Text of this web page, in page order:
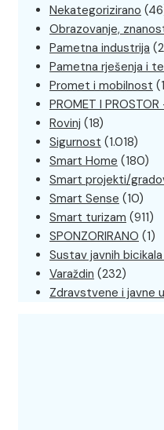
Nekategorizirano
Obrazovanje,
Pametna industrija
Pametna rješenja i
Promet i mobilnost
PROMET I
Rovinj (18)
Sigurnost (1.018)
Smart Home (180)
Smart projekti/
Smart Sense (10)
Smart turizam (911)
SPONZORIRANO (1)
Sustav javnih
Varaždin (232)
Zdravstvene i javne